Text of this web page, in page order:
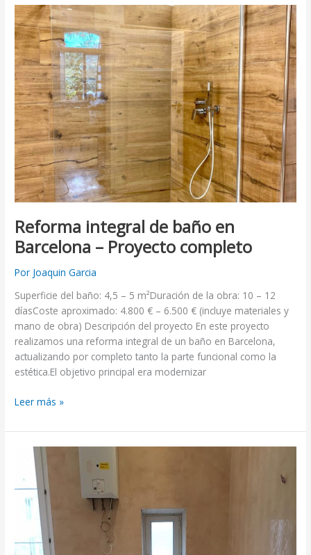
Reforma integral de baño en
Barcelona – Proyecto completo
Por Joaquin Garcia
Superficie del baño: 4,5 – 5 m²Duración de la obra: 10 – 12
díasCoste aproximado: 4.800 € – 6.500 € (incluye materiales y
mano de obra) Descripción del proyecto En este proyecto
realizamos una reforma integral de un baño en Barcelona,
actualizando por completo tanto la parte funcional como la
estética.El objetivo principal era modernizar
Reforma
integral
de
baño
en
Barcelona
–
Proyecto
completo
Leer más »
Reforma
baño
con
bañera
obra